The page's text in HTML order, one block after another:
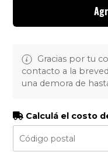
Gracias por tu
contacto a la
una demora de
Calculá el costo